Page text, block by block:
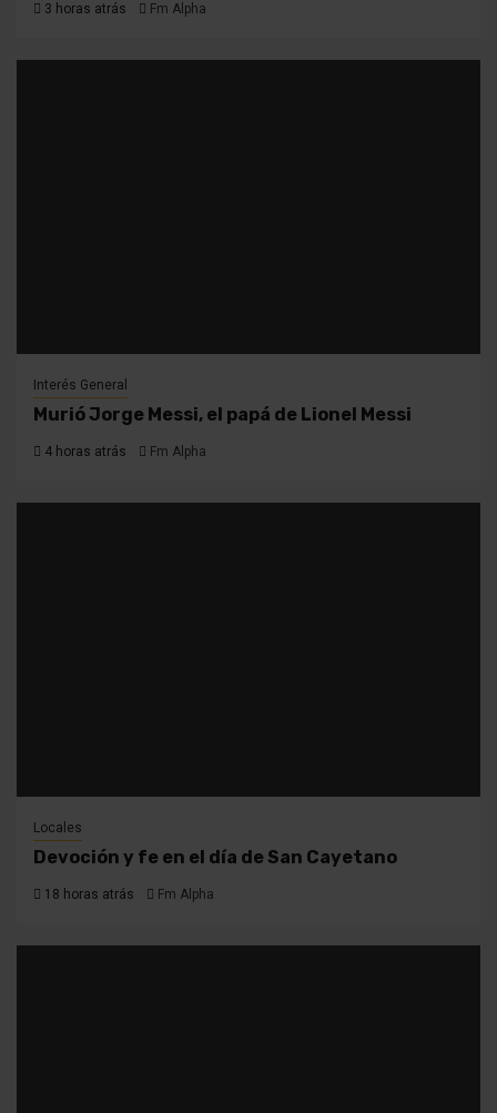
3 horas atrás Fm Alpha
Interés General
Murió Jorge Messi, el papá de Lionel Messi
4 horas atrás Fm Alpha
Locales
Devoción y fe en el día de San Cayetano
18 horas atrás Fm Alpha